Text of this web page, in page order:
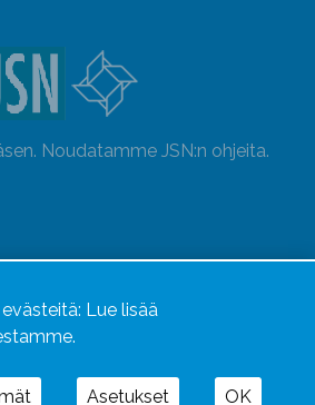
Noudatamme JSN:n ohjeita.
Lue lisää
Asetukset OK